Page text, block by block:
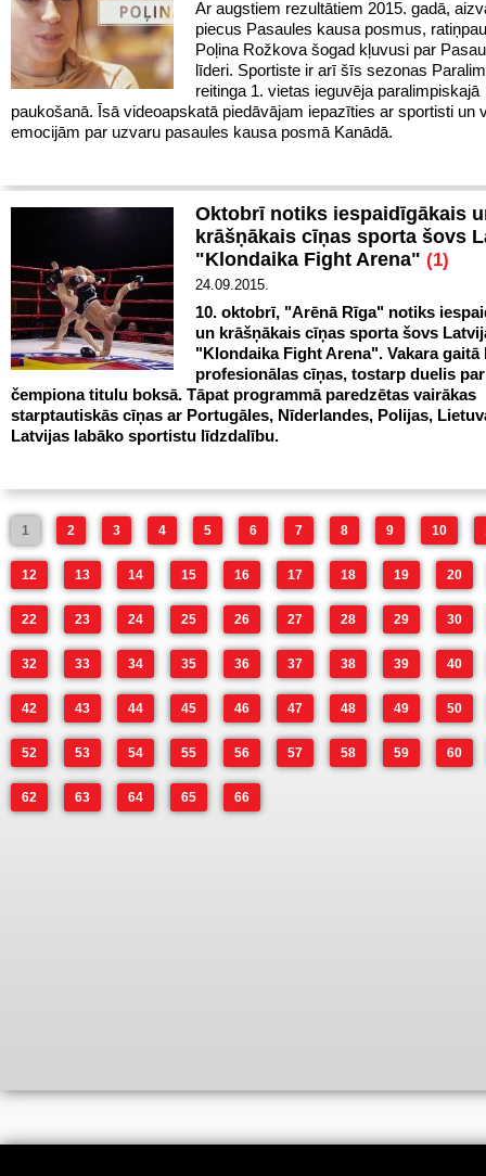
Ar augstiem rezultātiem 2015. gadā,
piecus Pasaules kausa posmus,
Poļina Rožkova šogad kļuvusi par
līderi. Sportiste ir arī šīs sezonas
reitinga 1. vietas ieguvēja paralimpiskajā
paukošanā. Īsā videoapskatā piedāvājam iepazīties ar sportisti un
emocijām par uzvaru pasaules kausa posmā Kanādā.
Oktobrī notiks iespaidīgākais
krāšņākais cīņas sporta šovs
"Klondaika Fight Arena" (1)
24.09.2015.
10. oktobrī, "Arēnā Rīga" notiks
un krāšņākais cīņas sporta šovs
"Klondaika Fight Arena". Vakara gaitā
profesionālas cīņas, tostarp duelis
čempiona titulu boksā. Tāpat programmā paredzētas vairākas
starptautiskās cīņas ar Portugāles, Nīderlandes, Polijas,
Latvijas labāko sportistu līdzdalību.
1 2 3 4 5 6 7 8 9 10
12 13 14 15 16 17 18 19 20
22 23 24 25 26 27 28 29 30
32 33 34 35 36 37 38 39 40
42 43 44 45 46 47 48 49 50
52 53 54 55 56 57 58 59 60
62 63 64 65 66